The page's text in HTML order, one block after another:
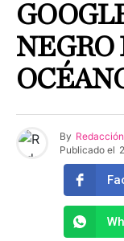
NEGRO
By
Publicado el